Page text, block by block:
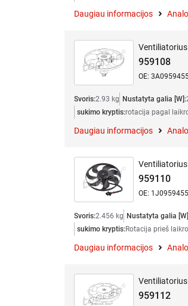
Daugiau informacijos
959108
OE:
Svoris:2.93 kg Nustatyta galia [W]:
sukimo kryptis:rotacija pagal
Daugiau informacijos
959110
OE:
Svoris:2.456 kg Nustatyta galia
sukimo kryptis:Rotacija prieš
Daugiau informacijos
959112